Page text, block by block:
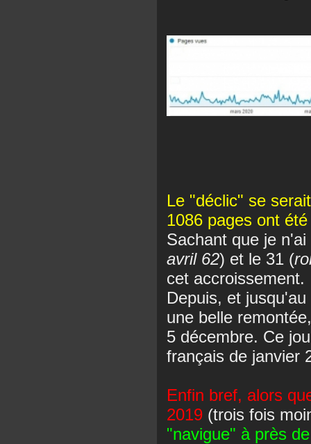
Le "déclic" se
1086 pages ont
Sachant que je
avril 62) et le 31 (
cet accroissement.
Depuis, et
une belle
5 décembre. Ce
français de janvier
Enfin bref, alors
2019 (trois fois
"navigue" à près